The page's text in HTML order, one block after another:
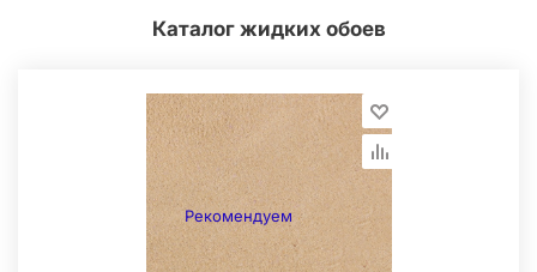
Каталог жидких обоев
Рекомендуем